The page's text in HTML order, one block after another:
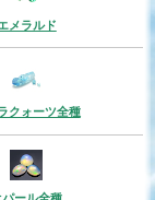
メラルド
クォーツ全種